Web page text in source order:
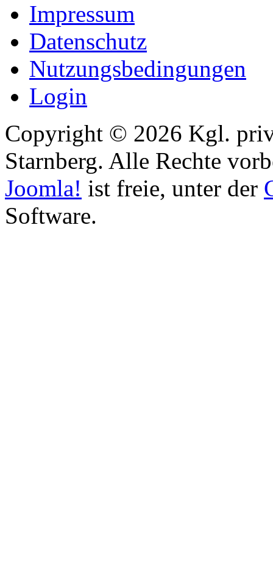
Impressum
Datenschutz
Nutzungsbedingungen
Login
Copyright © 2026 Kgl.
Starnberg. Alle Rechte
Joomla! ist freie, unter der
Software.